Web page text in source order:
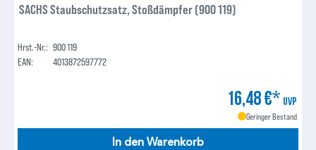
SACHS Staubschutzsatz, Stoßdämpfer (900 119)
Hrst.-Nr.: 900 119
EAN:
4013872597772
16,48 €* UVP
Geringer Bestand
In den Warenkorb